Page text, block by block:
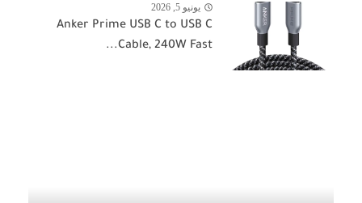
يونيو 5, 2026
Anker Prime USB C to USB C
Cable, 240W Fast...